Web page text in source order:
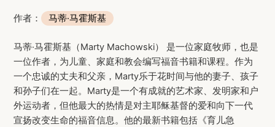
作者： 马蒂·马霍斯基
马蒂·马霍斯基（Marty Machowski） 是一位家庭牧师，也是
一位作者，为儿童、家庭和教会编写福音书籍和课程。作为
一个忠诚的丈夫和父亲，Marty乐于花时间与他的妻子、孩子
和孙子们在一起。Marty是一个有成就的艺术家、发明家和户
外运动者，但他最大的热情是对主耶稣基督的爱和向下一代
宣扬改变生命的福音信息。他的最新书籍包括《育儿急